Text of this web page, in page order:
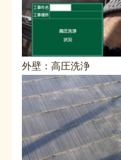
外壁：高圧洗浄